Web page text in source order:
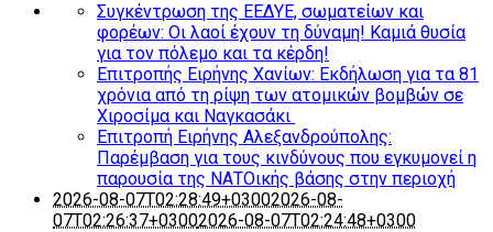
Συγκέντρωση της ΕΕΔΥΕ, σωματείων και
φορέων: Οι λαοί έχουν τη δύναμη! Καμιά θυσία
για τον πόλεμο και τα κέρδη!
Επιτροπής Ειρήνης Χανίων: Εκδήλωση για τα 81
χρόνια από τη ρίψη των ατομικών βομβών σε
Χιροσίμα και Ναγκασάκι
Επιτροπή Ειρήνης Αλεξανδρούπολης:
Παρέμβαση για τους κινδύνους που εγκυμονεί η
παρουσία της ΝΑΤΟικής βάσης στην περιοχή
2026-08-07T02:28:49+03002026-08-
07T02:26:37+03002026-08-07T02:24:48+0300